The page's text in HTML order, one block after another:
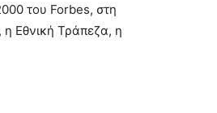
του Forbes, στη
η Εθνική Τράπεζα, η